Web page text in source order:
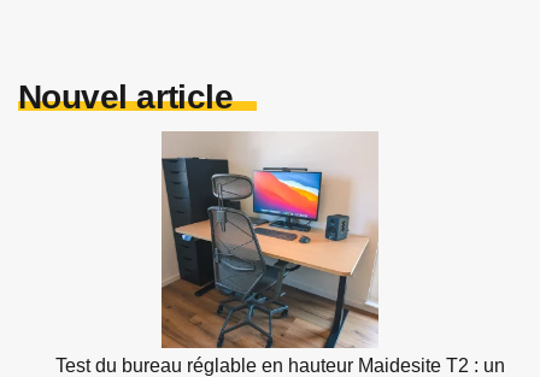
Nouvel article
Test du bureau réglable en hauteur Maidesite T2 : un